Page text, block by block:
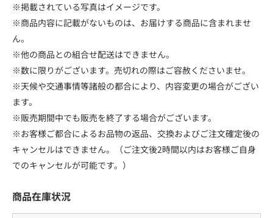
※掲載されている写真はイメージです。
※商品内容に記載がないものは、お届けする商品に含まれませ
ん。
※他の商品との組合せ配送はできません。
※数に限りがございます。売切れの際はご容赦くださいませ。
※天候や交通事情等諸般の都合により、内容変更の場合がござい
ます。
※販売期間中でも販売を終了する場合がございます。
※お客様ご都合によるお品物の返品、交換およびご注文確定後の
キャンセルはできません。（ご注文後2時間以内はお客様ご自身
でのキャンセルが可能です。）
商品在庫状況